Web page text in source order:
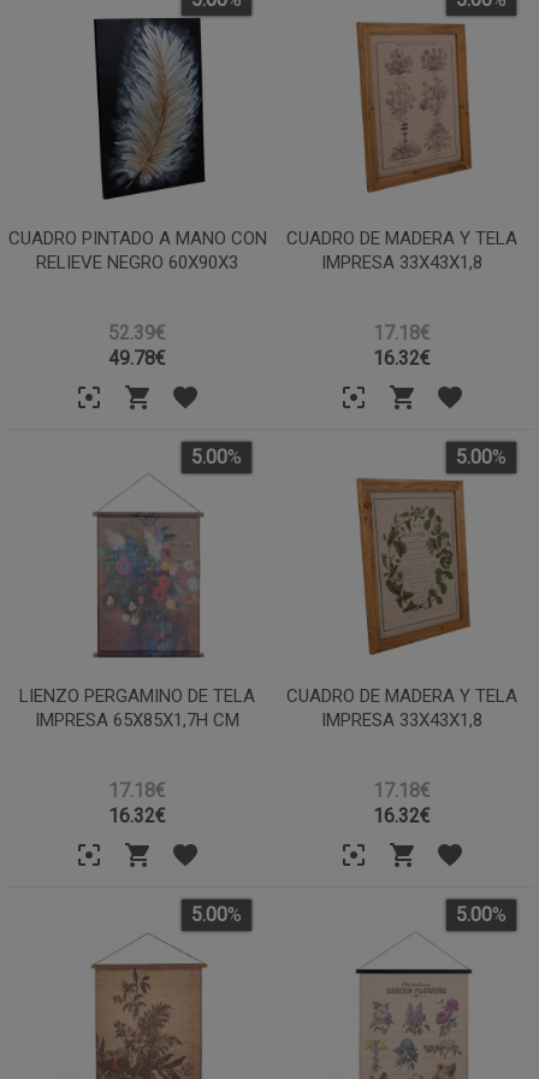
CUADRO PINTADO A MANO CON
RELIEVE NEGRO 60X90X3
52.39€
49.78€
CUADRO DE MADERA Y TELA
IMPRESA 33X43X1,8
17.18€
16.32€
LIENZO PERGAMINO DE TELA
IMPRESA 65X85X1,7H CM
17.18€
5.00%
16.32€
CUADRO DE MADERA Y TELA
IMPRESA 33X43X1,8
17.18€
5.00%
16.32€
5.00% 5.00%